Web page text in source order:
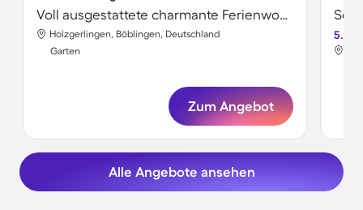
Voll ausgestattete charmante Ferienwohnung mit Garten und schnellem Internet | Stadtblick | Perfekt für die Arbeit von Zuhause
Holzgerlingen, Böblingen, Deutschland
Garten
Zum Angebot
5.0
Alle Angebote ansehen